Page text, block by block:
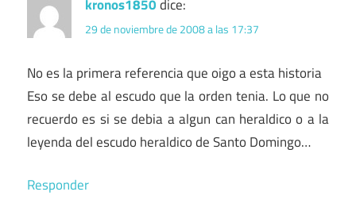
kronos1850dice:
29 de noviembre de 2008 a las 17:37
No es la primera referencia que oigo a esta historia
Eso se debe al escudo que la orden tenia. Lo que no
recuerdo es si se debia a algun can heraldico o a la
leyenda del escudo heraldico de Santo Domingo…
Responder